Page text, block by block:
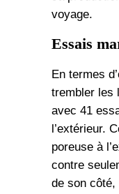
voyage.
Essais
En termes
trembler les
avec 41
l’extérieur.
poreuse à
contre
de son